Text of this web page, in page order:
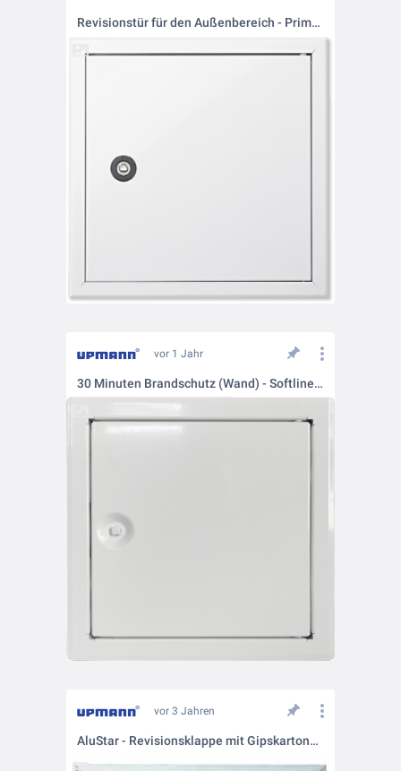
Revisionstür für den Außenbereich - Primus CSWP
vor 1 Jahr
30 Minuten Brandschutz (Wand) - Softline 30
vor 3 Jahren
AluStar - Revisionsklappe mit Gipskartoneinlage